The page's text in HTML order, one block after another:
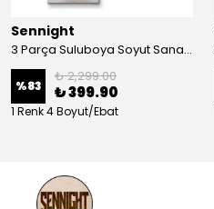
Sennight
3 Parça Suluboya Soyut Sanat Koleksiyonu Dekoratif Kanvas Tablo
%83
₺ 2,299.00
₺ 399.90
1 Renk 4 Boyut/Ebat